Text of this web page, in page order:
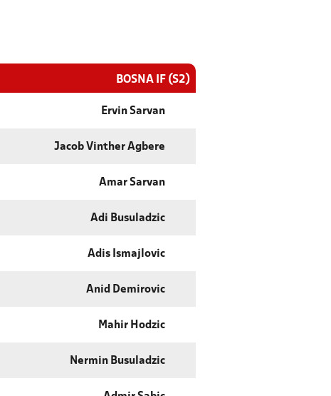
BOSNA IF (S2)
Ervin Sarvan
Jacob Vinther Agbere
Amar Sarvan
Adi Busuladzic
Adis Ismajlovic
Anid Demirovic
Mahir Hodzic
Nermin Busuladzic